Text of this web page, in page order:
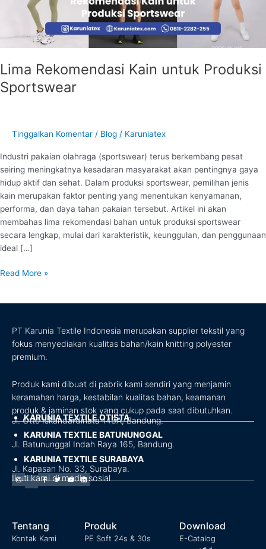
Lima Rekomendasi Kain untuk Produksi
Sportswear
Tinggalkan Komentar / Blog / Karuniatex
Industri pakaian olahraga (sportswear) terus berkembang pesat
seiring meningkatnya kesadaran masyarakat akan pentingnya gaya
hidup aktif dan sehat. Dalam produksi sportswear, pemilihan jenis
kain merupakan faktor penting yang menentukan kenyamanan,
performa, dan daya tahan pakaian tersebut. Artikel ini akan
membahas lima rekomendasi bahan untuk produksi sportswear
secara lengkap, mulai dari karakteristik, keunggulan, dan penggunaan
ideal […]
Read More »
PT Karunia Textile Indonesia merupakan supplier tekstil yang
fokus menyediakan kualitas bahan/kain knitting polyester
premium.
Produk kami dibuat di pabrik kami sendiri yang menjamin
keramahan harga, kestabilan kualitas bahan, keamanan
produk & jaminan stok yang cukup pada saat dibutuhkan.
KARUNIA TEXTILE OTISTA
Jl. Otto Iskandardinata 143A, Bandung.
KARUNIA TEXTILE BATUNUNGGAL
Jl. Batununggal Indah Raya 165, Bandung.
KARUNIA TEXTILE SURABAYA
Jl. Kapasan No. 33, Surabaya.
Ikuti kami di media sosial
Tentang
Kontak Kami
Produk
PE Soft 24s & 30s
Download
E-Catalog